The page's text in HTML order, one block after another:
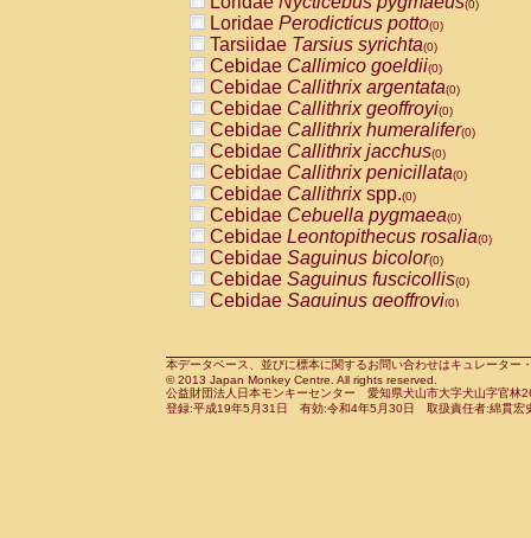
PitheciidaeCallicebus cupreus
PitheciidaeCallicebus donacophilus
PitheciidaeCallicebus moloch
PitheciidaeCallicebus torquatus
PitheciidaeCallicebusspp.(0)
PitheciidaeChiropotes satanas(0)
PitheciidaePithecia monachus
PitheciidaePithecia pithecia(0)
CercopithecidaeCercocebus agilis
CercopithecidaeCercocebus
CercopithecidaeCercocebus
CercopithecidaeCercocebus
CercopithecidaeCercocebus
CercopithecidaeCercocebushybrid
CercopithecidaePapio anubis(0)
CercopithecidaePapio cynocephalus
CercopithecidaePapio hamadryas(0)
(0)
Loridae Perodicticus potto(0)
Tarsiidae Tarsius syrichta(0)
Cebidae Callimico goeldii(0)
Cebidae Callithrix argentata(0)
Cebidae Callithrix geoffroyi(0)
Cebidae Callithrix humeralifer(0)
Cebidae Callithrix jacchus(0)
Cebidae Callithrix penicillata(0)
Cebidae Callithrixspp.(0)
Cebidae Cebuella pygmaea(0)
Cebidae Leontopithecus rosalia(0)
Cebidae Saguinus bicolor(0)
Cebidae Saguinus fuscicollis(0)
Cebidae Saguinus geoffroyi(0)
CebidaeSaguinus leucopus(0)
CebidaeSaguinus midas(0)
Cebidae Saguinus mystax(0)
本データベース、並びに標本に関するお問い合わせはキュレータ
© 2013 Japan Monkey Centre. All rights reserved.
公益財団法人日本モンキーセンター 愛知県犬山市大字犬山字官
登録:平成19年5月31日 有効:令和4年5月30日 取扱責任者:綿貫宏